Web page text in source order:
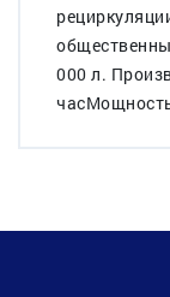
000 л.